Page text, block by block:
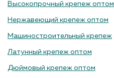
Высокопрочный крепеж оптом
Нержавеющий крепеж оптом
Машиностроительный крепеж
Латунный крепеж оптом
Дюймовый крепеж оптом